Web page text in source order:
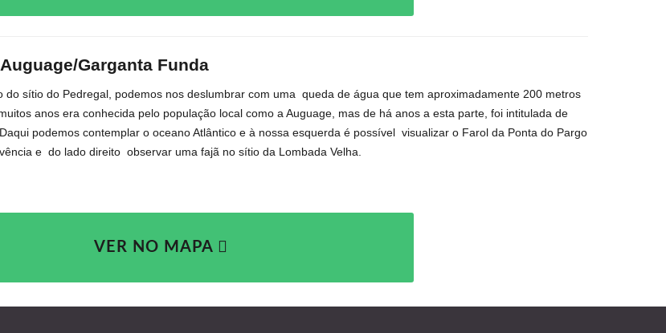
Garganta Funda
do sítio do Pedregal, podemos nos deslumbrar com uma queda de água que tem aproximadamente 200 metros
anos era conhecida pelo população local como a Auguage, mas de há anos a esta parte, foi intitulada de
podemos contemplar o oceano Atlântico e à nossa esquerda é possível visualizar o Farol da Ponta do Pargo
e do lado direito observar uma fajã no sítio da Lombada Velha.
VER NO MAPA